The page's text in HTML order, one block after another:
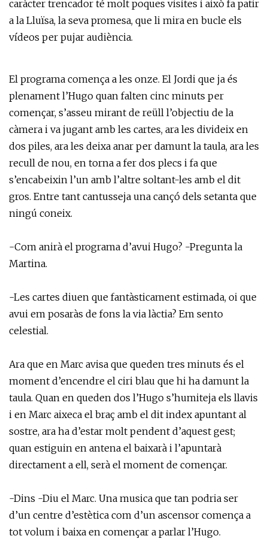
caràcter trencador té molt poques visites i això fa patir
a la Lluïsa, la seva promesa, que li mira en bucle els
vídeos per pujar audiència.
El programa comença a les onze. El Jordi que ja és
plenament l’Hugo quan falten cinc minuts per
començar, s’asseu mirant de reüll l’objectiu de la
càmera i va jugant amb les cartes, ara les divideix en
dos piles, ara les deixa anar per damunt la taula, ara les
recull de nou, en torna a fer dos plecs i fa que
s’encabeixin l’un amb l’altre soltant-les amb el dit
gros. Entre tant cantusseja una cançó dels setanta que
ningú coneix.
-Com anirà el programa d’avui Hugo? -Pregunta la
Martina.
-Les cartes diuen que fantàsticament estimada, oi que
avui em posaràs de fons la via làctia? Em sento
celestial.
Ara que en Marc avisa que queden tres minuts és el
moment d’encendre el ciri blau que hi ha damunt la
taula. Quan en queden dos l’Hugo s’humiteja els llavis
i en Marc aixeca el braç amb el dit index apuntant al
sostre, ara ha d’estar molt pendent d’aquest gest;
quan estiguin en antena el baixarà i l’apuntarà
directament a ell, serà el moment de començar.
-Dins -Diu el Marc. Una musica que tan podria ser
d’un centre d’estètica com d’un ascensor comença a
tot volum i baixa en començar a parlar l’Hugo.